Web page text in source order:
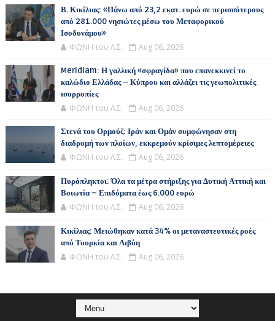
Β. Κικίλιας: «Πάνω από 23,2 εκατ. ευρώ σε περισσότερους
από 281.000 νησιώτες μέσω του Μεταφορικού
Ισοδυνάμου»
ΦΩΝΗ του Λ.Σ. Aug 06, 2026
Meridiam: Η γαλλική «σφραγίδα» που επανεκκινεί το
καλώδιο Ελλάδας – Κύπρου και αλλάζει τις γεωπολιτικές
ισορροπίες
ΦΩΝΗ του Λ.Σ. Aug 06, 2026
Στενά του Ορμούζ: Ιράν και Ομάν συμφώνησαν στη
διαδρομή των πλοίων, εκκρεμούν κρίσιμες λεπτομέρειες
ΦΩΝΗ του Λ.Σ. Aug 06, 2026
Πυρόπληκτοι: Όλα τα μέτρα στήριξης για Δυτική Αττική και
Βοιωτία – Επιδόματα έως 6.000 ευρώ
ΦΩΝΗ του Λ.Σ. Aug 06, 2026
Κικίλιας: Μειώθηκαν κατά 34% οι μεταναστευτικές ροές
από Τουρκία και Λιβύη
ΦΩΝΗ του Λ.Σ. Aug 06, 2026